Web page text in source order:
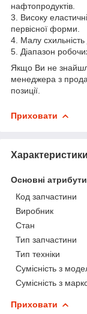
нафтопродуктів.
3. Високу
первісної форми.
4. Малу схильність
5. Діапазон
Якщо Ви не
менеджера з
позиції.
Приховати
Характеристики
Основні атрибути
Код запчастини
Виробник
Стан
Тип запчастини
Тип техніки
Сумісність з
Сумісність з
Приховати